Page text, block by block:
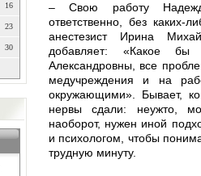
16
23
30
– Свою работу
ответственно, без каких-
анестезист Ирина
добавляет: «Какое
Александровны, все
медучреждения и на
окружающими». Бывает,
нервы сдали: неужто,
наоборот, нужен иной
и психологом, чтобы
трудную минуту.